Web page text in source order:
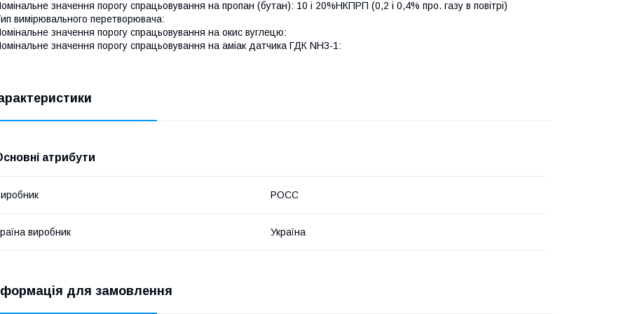
значення порогу спрацьовування на пропан (бутан): 10 і 20%НКПРП (0,2 і 0,4% про. газу в повітрі)
вимірювального перетворювача:
значення порогу спрацьовування на окис вуглецю:
значення порогу спрацьовування на аміак датчика ГДК NH3-1:
атрибути
РОСС
виробник Україна
для замовлення